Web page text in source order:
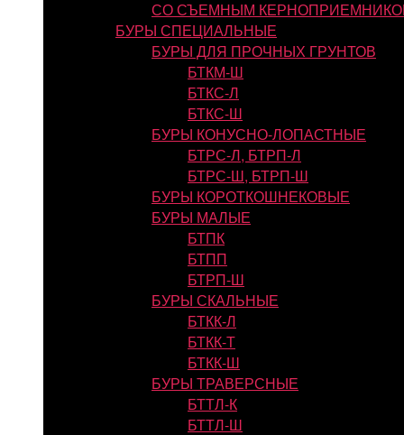
СО СЪЕМНЫМ
БУРЫ СПЕЦИАЛЬНЫЕ
БУРЫ ДЛЯ ПРОЧНЫХ ГРУНТОВ
БТКМ-Ш
БТКС-Л
БТКС-Ш
БУРЫ КОНУСНО-ЛОПАСТНЫЕ
БТРС-Л, БТРП-Л
БТРС-Ш, БТРП-Ш
БУРЫ КОРОТКОШНЕКОВЫЕ
БУРЫ МАЛЫЕ
БТПК
БТПП
БТРП-Ш
БУРЫ СКАЛЬНЫЕ
БТКК-Л
БТКК-Т
БТКК-Ш
БУРЫ ТРАВЕРСНЫЕ
БТТЛ-К
БТТЛ-Ш